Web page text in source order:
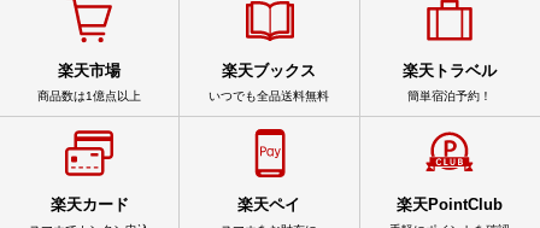
楽天市場
商品数は1億点以上
楽天ブックス
いつでも全品送料無料
楽天トラベル
簡単宿泊予約！
楽天カード 楽天ペイ 楽天PointClub